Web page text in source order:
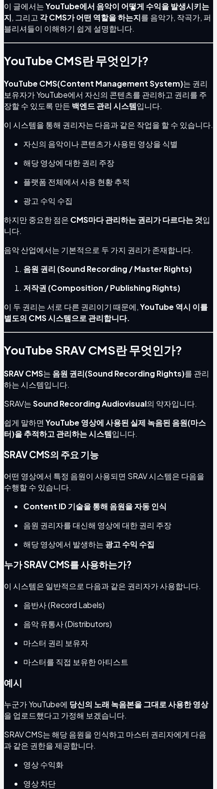
이 글에서는YouTube에서 음악이 어떻게 수익을 발생시키는
지, 그리고 각 CMS가 어떤 역할을 하는지를 음악가, 작곡가, 퍼
블리셔들이 이해하기 쉽게 설명합니다.
YouTube CMS란 무엇인가?
YouTube CMS(Content Management System)는 권리
보유자가 YouTube에서 자신의 콘텐츠를 관리하고 권리를 주
장할 수 있도록 만든 백엔드 관리 시스템입니다.
이 시스템을 통해 권리자는 다음과 같은 작업을 할 수 있습니다.
자신의 음악이나 콘텐츠가 사용된 영상을 식별
해당 영상에 대한 권리 주장
플랫폼 전체에서 사용 현황 추적
광고 수익 수집
하지만 중요한 점은 CMS마다 관리하는 권리가 다르다는 것입
니다.
음악 산업에서는 기본적으로 두 가지 권리가 존재합니다.
음원 권리 (Sound Recording / Master Rights)
저작권 (Composition / Publishing Rights)
이 두 권리는 서로 다른 권리이기 때문에,YouTube 역시 이를
별도의 CMS 시스템으로 관리합니다.
YouTube SRAV CMS란 무엇인가?
SRAV CMS는 음원 권리(Sound Recording Rights)를 관리
하는 시스템입니다.
SRAV는Sound Recording Audiovisual의 약자입니다.
쉽게 말하면 YouTube 영상에 사용된 실제 녹음된 음원(마스
터)을 추적하고 관리하는 시스템입니다.
SRAV CMS의 주요 기능
어떤 영상에서 특정 음원이 사용되면 SRAV 시스템은 다음을
수행할 수 있습니다.
Content ID 기술을 통해 음원을 자동 인식
음원 권리자를 대신해 영상에 대한 권리 주장
해당 영상에서 발생하는 광고 수익 수집
누가 SRAV CMS를 사용하는가?
이 시스템은 일반적으로 다음과 같은 권리자가 사용합니다.
음반사 (Record Labels)
음악 유통사 (Distributors)
마스터 권리 보유자
마스터를 직접 보유한 아티스트
예시
누군가 YouTube에 당신의 노래 녹음본을 그대로 사용한 영상
을 업로드했다고 가정해 보겠습니다.
SRAV CMS는 해당 음원을 인식하고 마스터 권리자에게 다음
과 같은 권한을 제공합니다.
영상 수익화
영상 차단